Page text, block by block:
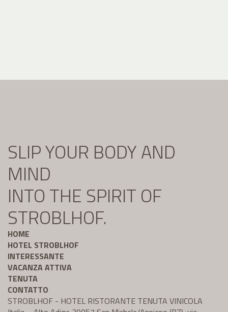
SLIP YOUR BODY AND
MIND
INTO THE SPIRIT OF
STROBLHOF.
HOME
HOTEL STROBLHOF
INTERESSANTE
VACANZA ATTIVA
TENUTA
CONTATTO
STROBLHOF - HOTEL RISTORANTE TENUTA VINICOLA